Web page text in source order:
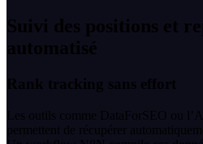
Suivi des positions et
automatisé
Rank tracking sans effort
Les outils comme DataForSEO ou
permettent de récupérer